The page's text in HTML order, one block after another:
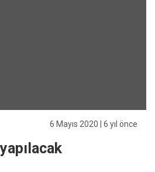
6 Mayıs 2020 | 6 yıl önce